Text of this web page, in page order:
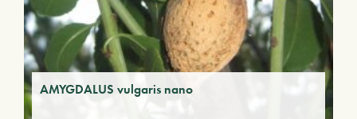
AMYGDALUS vulgaris nano